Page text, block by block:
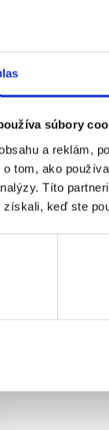
súbory
a reklám,
tom, ako
Títo
získali, keď ste
Zobrazujú sa 3